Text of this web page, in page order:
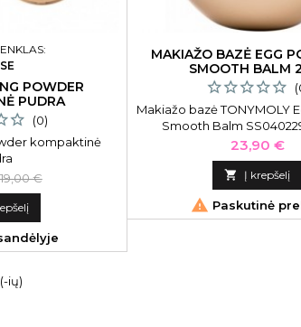
POWDER
PUDRA
(0)
kompaktinė
Bazinė
kaina
19,00 €
MAKIAŽO BAZĖ EGG
SMOOTH BALM
Makiažo bazė TONYMOLY
Smooth Balm
Kaina
23,90 €
 Į krepšelį
 Paskutinė
ių)